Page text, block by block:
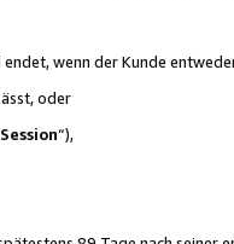
wenn der Kunde
oder
“),